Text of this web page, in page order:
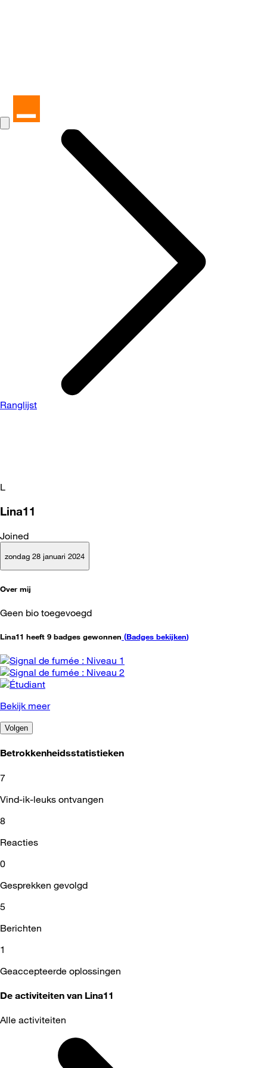
Ranglijst
L
Lina11
Joined
zondag 28 januari 2024
Over mij
Geen bio toegevoegd
Lina11 heeft 9 badges gewonnen (Badges bekijken)
Bekijk meer
Volgen
Betrokkenheidsstatistieken
7
Vind-ik-leuks ontvangen
8
Reacties
0
Gesprekken gevolgd
5
Berichten
1
Geaccepteerde oplossingen
De activiteiten van Lina11
Alle activiteiten